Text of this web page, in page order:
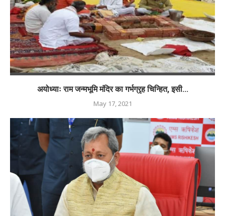
अयोध्याः राम जन्मभूमि मंदिर का गर्भग्रृह चिन्हित, इसी...
May 17, 2021